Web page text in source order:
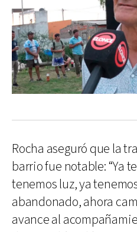
Rocha aseguró que la
barrio fue notable: “Ya
tenemos luz, ya
abandonado, ahora
avance al